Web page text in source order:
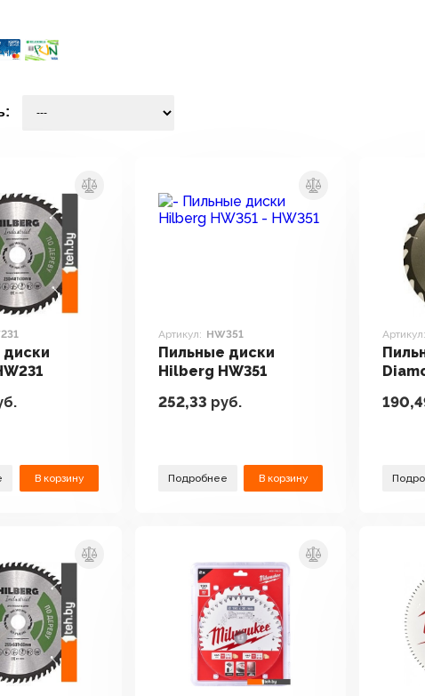
В корзину
Артикул: HW351
Пильные диски
Hilberg HW351
252,33 руб.
Подробнее В корзину
Артикул: